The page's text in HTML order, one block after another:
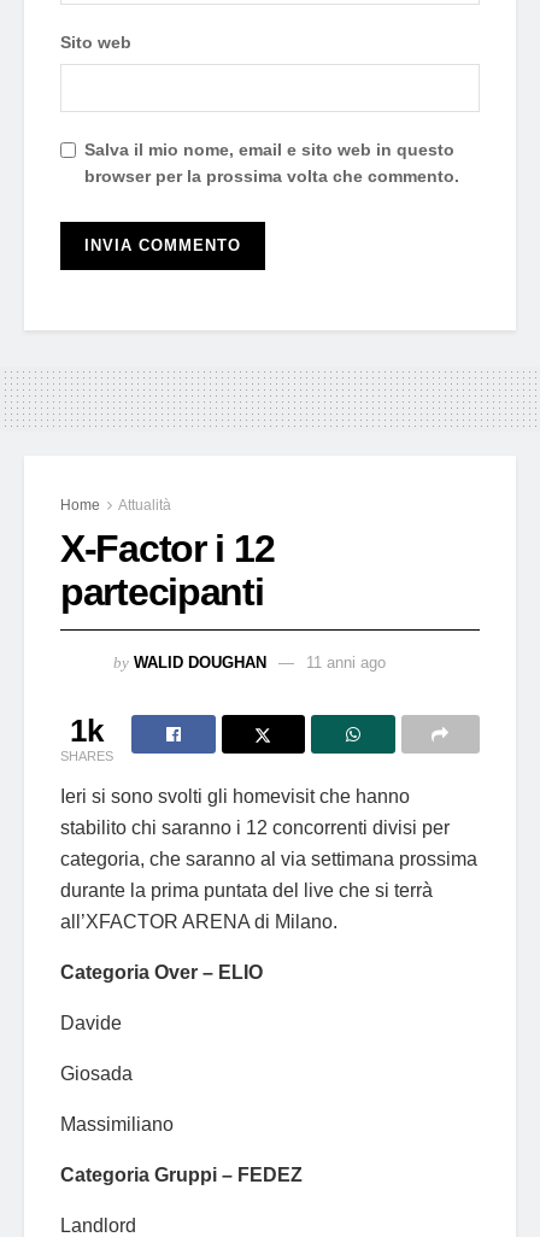
Sito web
Salva il mio nome, email e sito web in questo
browser per la prossima volta che commento.
Home Attualità
X-Factor i 12
partecipanti
by WALID DOUGHAN 11 anni ago
1k
SHARES
Ieri si sono svolti gli homevisit che hanno
stabilito chi saranno i 12 concorrenti divisi per
categoria, che saranno al via settimana prossima
durante la prima puntata del live che si terrà
all’XFACTOR ARENA di Milano.
Categoria Over – ELIO
Davide
Giosada
Massimiliano
Categoria Gruppi – FEDEZ
Landlord